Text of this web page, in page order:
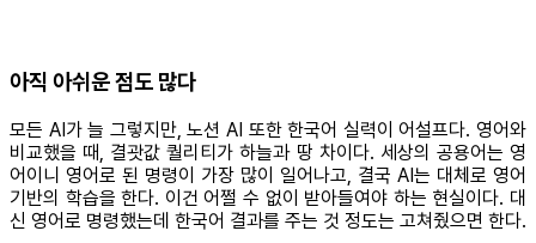
아직 아쉬운 점도 많다
모든 AI가 늘 그렇지만, 노션 AI 또한 한국어 실력이 어설프다. 영어와
비교했을 때, 결괏값 퀄리티가 하늘과 땅 차이다. 세상의 공용어는 영
어이니 영어로 된 명령이 가장 많이 일어나고, 결국 AI는 대체로 영어
기반의 학습을 한다. 이건 어쩔 수 없이 받아들여야 하는 현실이다. 대
신 영어로 명령했는데 한국어 결과를 주는 것 정도는 고쳐줬으면 한다.